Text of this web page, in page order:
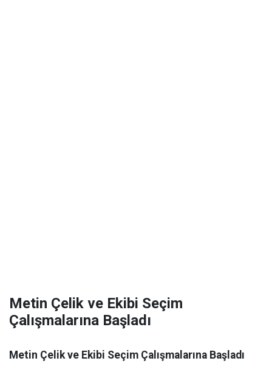
Metin Çelik ve Ekibi Seçim
Çalışmalarına Başladı
Metin Çelik ve Ekibi Seçim Çalışmalarına Başladı